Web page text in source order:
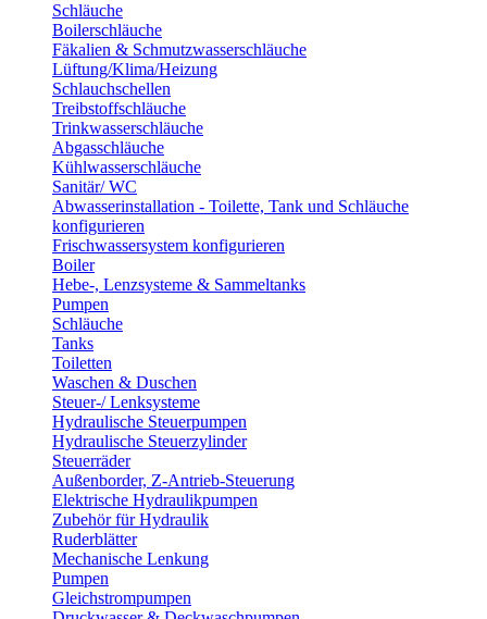
Schläuche
Boilerschläuche
Fäkalien & Schmutzwasserschläuche
Lüftung/Klima/Heizung
Schlauchschellen
Treibstoffschläuche
Trinkwasserschläuche
Abgasschläuche
Kühlwasserschläuche
Sanitär/ WC
Abwasserinstallation - Toilette, Tank und Schläuche
konfigurieren
Frischwassersystem konfigurieren
Boiler
Hebe-, Lenzsysteme & Sammeltanks
Pumpen
Schläuche
Tanks
Toiletten
Waschen & Duschen
Steuer-/ Lenksysteme
Hydraulische Steuerpumpen
Hydraulische Steuerzylinder
Steuerräder
Außenborder, Z-Antrieb-Steuerung
Elektrische Hydraulikpumpen
Zubehör für Hydraulik
Ruderblätter
Mechanische Lenkung
Pumpen
Gleichstrompumpen